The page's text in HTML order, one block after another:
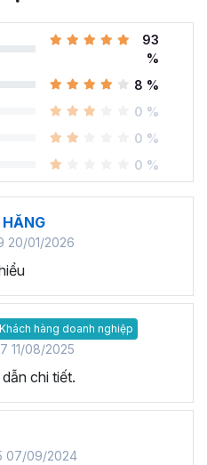
mắt khóa họcGoogle Sheet
cụ thay thế Excel
dụng thành thạo công cụ
nhé!
học Google
sử dụng
cụ online và có khả
biến nhất cung cấp các giải
được phát hành bởi
khóa học
Gitiho?
hành cầm tay chỉ việc từ
tiếp thu và ứng dụng kiến
93
%
8 %
0 %
0 %
0 %
20/01/2026
Khách hàng doanh nghiệp
11/08/2025
chi tiết.
07/09/2024